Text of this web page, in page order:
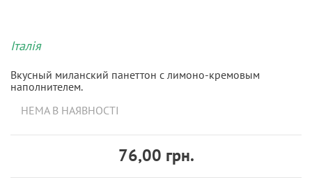
Італія
Вкусный миланский панеттон с лимоно-кремовым
наполнителем.
НЕМА В НАЯВНОСТІ
76,00 грн.